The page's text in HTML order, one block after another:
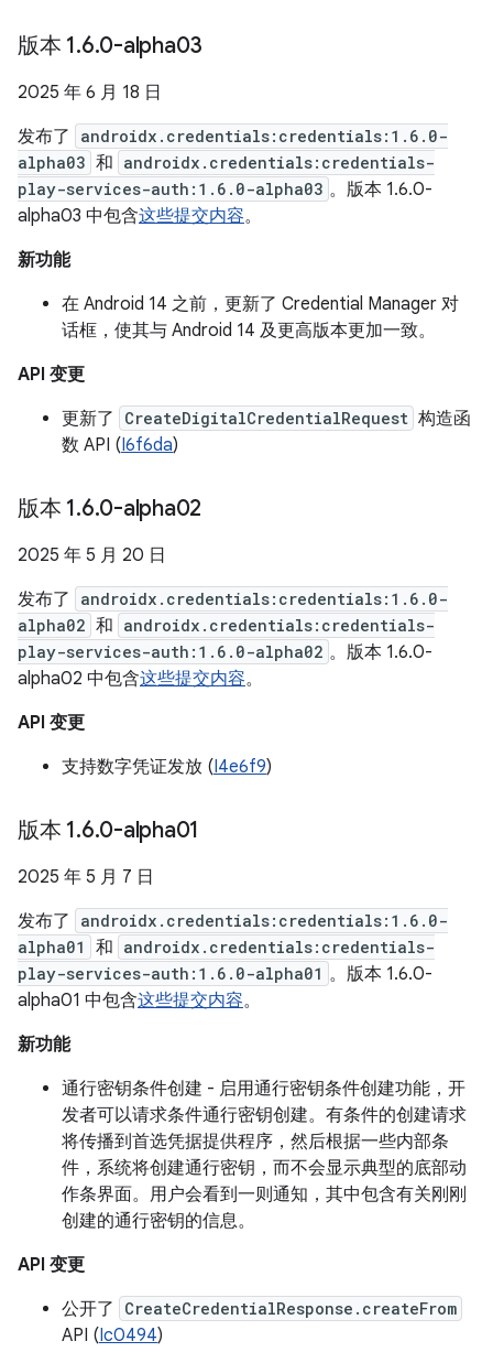
版本 1.6.0-alpha03
2025 年 6 月 18 日
发布了
androidx.credentials:credentials:1.6.0-
alpha03 和 androidx.credentials:credentials-
play-services-auth:1.6.0-alpha03 。版本 1.6.0-
alpha03 中包含这些提交内容。
新功能
在 Android 14 之前，更新了 Credential Manager 对
话框，使其与 Android 14 及更高版本更加一致。
API 变更
更新了
CreateDigitalCredentialRequest 构造函
数 API (I6f6da)
版本 1.6.0-alpha02
2025 年 5 月 20 日
发布了
androidx.credentials:credentials:1.6.0-
alpha02 和 androidx.credentials:credentials-
play-services-auth:1.6.0-alpha02 。版本 1.6.0-
alpha02 中包含这些提交内容。
API 变更
支持数字凭证发放 (I4e6f9)
版本 1.6.0-alpha01
2025 年 5 月 7 日
发布了
androidx.credentials:credentials:1.6.0-
alpha01
和 androidx.credentials:credentials-
play-services-auth:1.6.0-alpha01 。版本 1.6.0-
alpha01 中包含这些提交内容。
新功能
通行密钥条件创建 - 启用通行密钥条件创建功能，开
发者可以请求条件通行密钥创建。有条件的创建请求
将传播到首选凭据提供程序，然后根据一些内部条
件，系统将创建通行密钥，而不会显示典型的底部动
作条界面。用户会看到一则通知，其中包含有关刚刚
创建的通行密钥的信息。
API 变更
公开了
CreateCredentialResponse.createFrom
API (Ic0494)